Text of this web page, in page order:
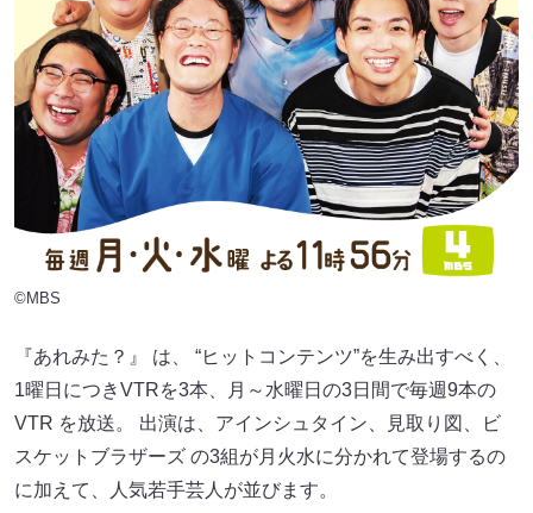
©MBS
『あれみた？』 は、 “ヒットコンテンツ”を生み出すべく、
1曜日につきVTRを3本、月～水曜日の3日間で毎週9本の
VTR を放送。 出演は、アインシュタイン、見取り図、ビ
スケットブラザーズ の3組が月火水に分かれて登場するの
に加えて、人気若手芸人が並びます。